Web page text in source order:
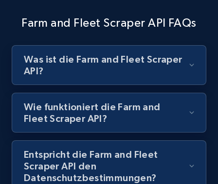
Currency, Discount, Initial price, and more.
Best Buy products - Collect data on
products using specified keywords
URL, Product id, Title, Images, Final price,
Currency, Discount, Initial price, and more.
1.1K+ 149+ Gratis testen
Farm and Fleet Scraper API FAQs
Was ist die Farm and Fleet Scraper
API?
Wie funktioniert die Farm and
Fleet Scraper API?
Entspricht die Farm and Fleet
Scraper API den
Datenschutzbestimmungen?